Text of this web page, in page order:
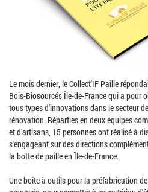
Le mois dernier, le Collect'IF Paille
Bois-Biosourcés Île-de-France qui a pour
tous types d'innovations dans le secteur
rénovation. Réparties en deux équipes
et d'artisans, 15 personnes ont réalisé à
s'engageant sur des directions
la botte de paille en Île-de-France.
Une boîte à outils pour la préfabrication